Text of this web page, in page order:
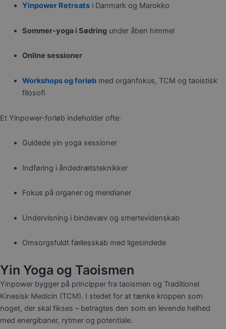
Yinpower Retreatsi Danmark og Marokko
Sommer-yoga i Sødringunder åben himmel
Online sessioner
Workshops og forløbmed organfokus, TCM og taoistisk
filosofi
Et Yinpower-forløb indeholder ofte:
Guidede yin yoga sessioner
Indføring i åndedrætsteknikker
Fokus på organer og meridianer
Undervisning i bindevæv og smertevidenskab
Omsorgsfuldt fællesskab med ligesindede
Yin Yoga og Taoismen
Yinpower bygger på principper fra taoismen og Traditionel
Kinesisk Medicin (TCM). I stedet for at tænke kroppen som
noget, der skal fikses – betragtes den som en levende helhed
med energibaner, rytmer og potentiale.